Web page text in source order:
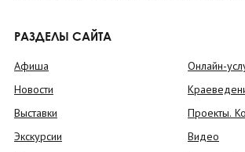
РАЗДЕЛЫ САЙТА
Афиша
Новости
Выставки
Экскурсии
Онлайн-
Проекты.
Видео